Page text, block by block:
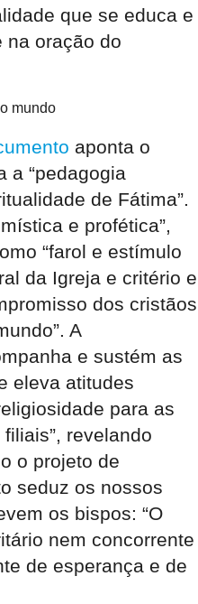
que se educa e
na oração do
mundo
aponta o
a “pedagogia
de Fátima”.
e profética”,
“farol e estímulo
da Igreja e critério e
dos cristãos
A
e sustém as
eleva atitudes
para as
revelando
o projeto de
seduz os nossos
os bispos: “O
nem concorrente
de esperança e de